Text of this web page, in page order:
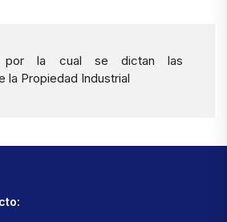
por la cual se dictan las
la Propiedad Industrial